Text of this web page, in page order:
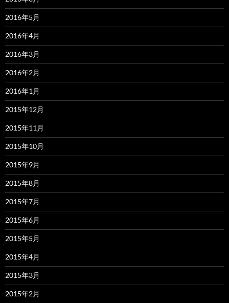
2016年5月
2016年4月
2016年3月
2016年2月
2016年1月
2015年12月
2015年11月
2015年10月
2015年9月
2015年8月
2015年7月
2015年6月
2015年5月
2015年4月
2015年3月
2015年2月